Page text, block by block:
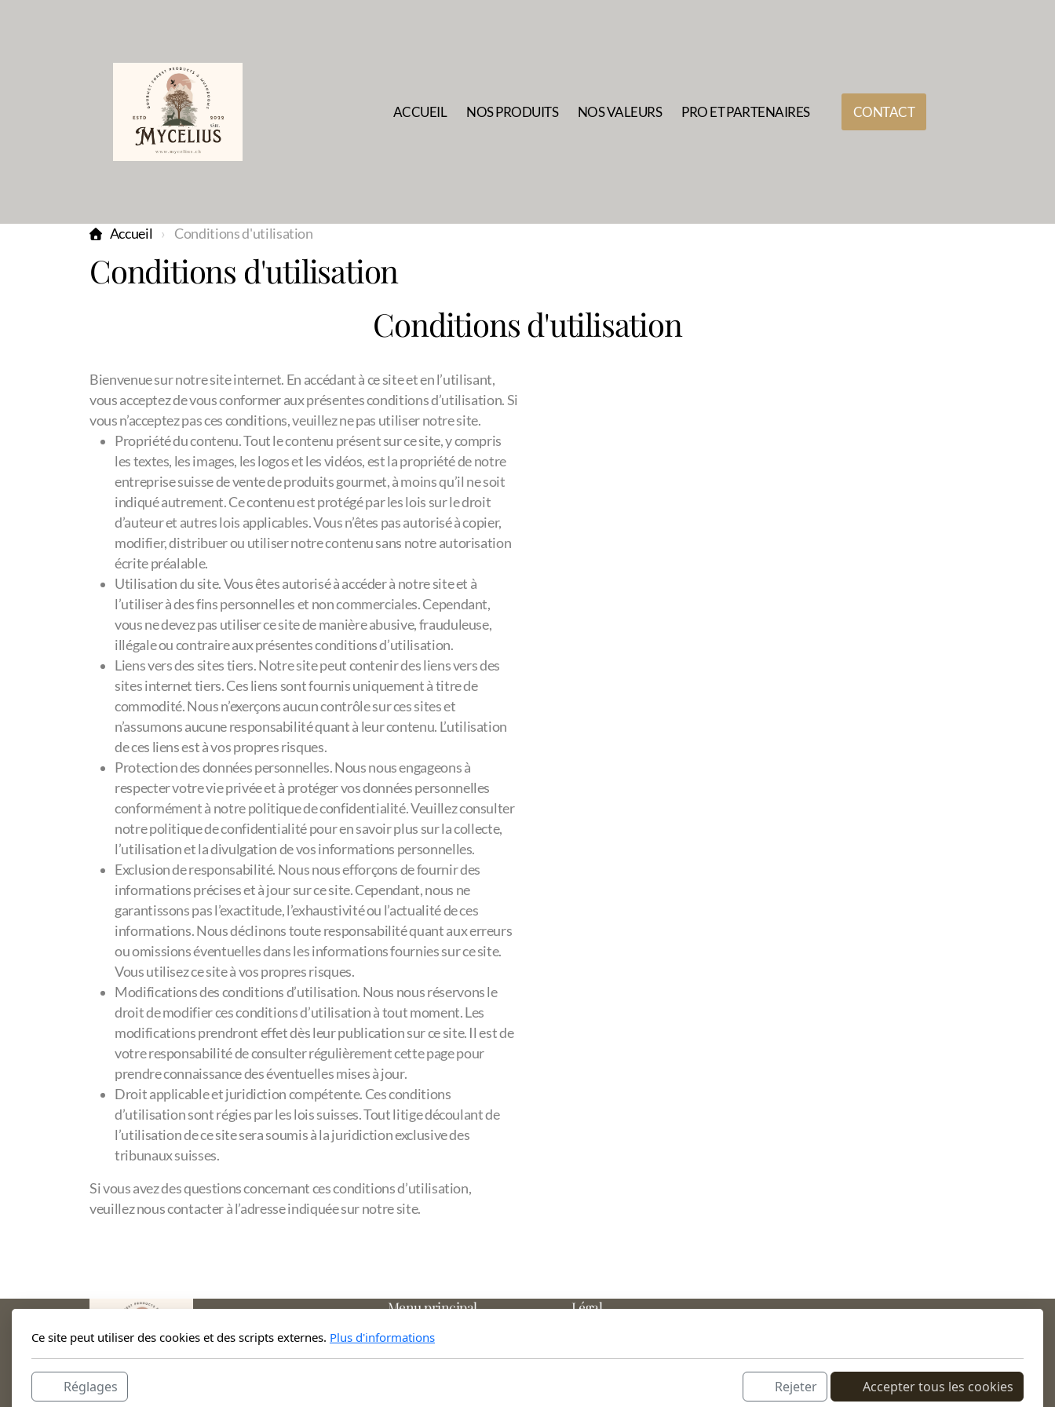
ACCUEIL NOS PRODUITS NOS VALEURS PRO ET PARTENAIRES CONTACT
Accueil Conditions d'utilisation
Conditions d'utilisation
Conditions d'utilisation
Bienvenue sur notre site internet. En accédant à ce site et en l’utilisant,
vous acceptez de vous conformer aux présentes conditions d’utilisation. Si
vous n’acceptez pas ces conditions, veuillez ne pas utiliser notre site.
Propriété du contenu. Tout le contenu présent sur ce site, y compris
les textes, les images, les logos et les vidéos, est la propriété de notre
entreprise suisse de vente de produits gourmet, à moins qu’il ne soit
indiqué autrement. Ce contenu est protégé par les lois sur le droit
d’auteur et autres lois applicables. Vous n’êtes pas autorisé à copier,
modifier, distribuer ou utiliser notre contenu sans notre autorisation
écrite préalable.
Utilisation du site. Vous êtes autorisé à accéder à notre site et à
l’utiliser à des fins personnelles et non commerciales. Cependant,
vous ne devez pas utiliser ce site de manière abusive, frauduleuse,
illégale ou contraire aux présentes conditions d’utilisation.
Liens vers des sites tiers. Notre site peut contenir des liens vers des
sites internet tiers. Ces liens sont fournis uniquement à titre de
commodité. Nous n’exerçons aucun contrôle sur ces sites et
n’assumons aucune responsabilité quant à leur contenu. L’utilisation
de ces liens est à vos propres risques.
Protection des données personnelles. Nous nous engageons à
respecter votre vie privée et à protéger vos données personnelles
conformément à notre politique de confidentialité. Veuillez consulter
notre politique de confidentialité pour en savoir plus sur la collecte,
l’utilisation et la divulgation de vos informations personnelles.
Exclusion de responsabilité. Nous nous efforçons de fournir des
informations précises et à jour sur ce site. Cependant, nous ne
garantissons pas l’exactitude, l’exhaustivité ou l’actualité de ces
informations. Nous déclinons toute responsabilité quant aux erreurs
ou omissions éventuelles dans les informations fournies sur ce site.
Vous utilisez ce site à vos propres risques.
Modifications des conditions d’utilisation. Nous nous réservons le
droit de modifier ces conditions d’utilisation à tout moment. Les
modifications prendront effet dès leur publication sur ce site. Il est de
votre responsabilité de consulter régulièrement cette page pour
prendre connaissance des éventuelles mises à jour.
Droit applicable et juridiction compétente. Ces conditions
d’utilisation sont régies par les lois suisses. Tout litige découlant de
l’utilisation de ce site sera soumis à la juridiction exclusive des
tribunaux suisses.
Si vous avez des questions concernant ces conditions d’utilisation,
veuillez nous contacter à l’adresse indiquée sur notre site.
Menu principal
Accueil
Légal
Ce site peut utiliser des cookies et des scripts externes. Plus d'informations
Réglages Rejeter Accepter tous les cookies